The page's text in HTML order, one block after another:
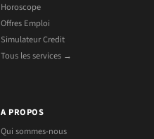
Horoscope
Offres Emploi
Simulateur Credit
Tous les services →
A PROPOS
Qui sommes-nous